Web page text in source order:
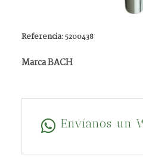
Referencia:5200438
Marca BACH
Envíanos un